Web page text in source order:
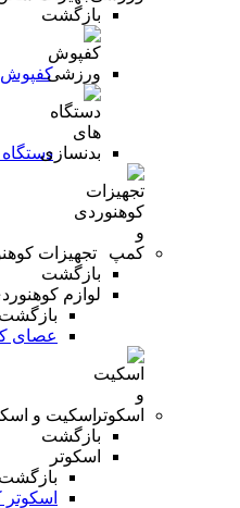
بازگشت
تجهیزات
بازگشت
لوازم
بازگشت
عصای
اسکیت و
بازگشت
اسکوتر
بازگشت